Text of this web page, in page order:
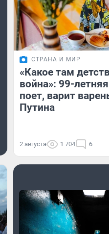
СТРАНА И МИР
«Какое там
война»: 99-
поет, варит
Путина
2 августа 1 704 6